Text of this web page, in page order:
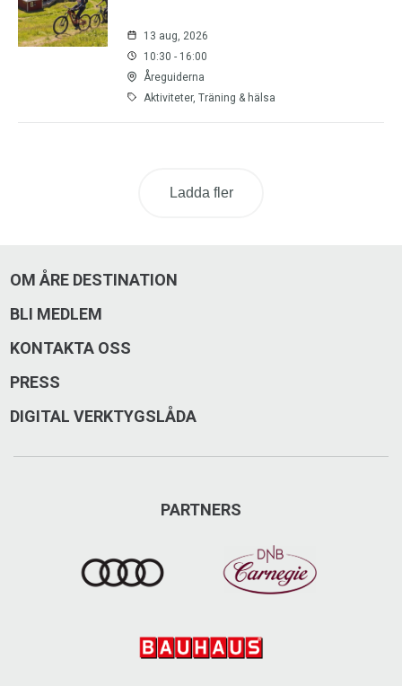
13 aug, 2026
10:30 - 16:00
Åreguiderna
Aktiviteter, Träning & hälsa
Ladda fler
OM ÅRE DESTINATION
BLI MEDLEM
KONTAKTA OSS
PRESS
DIGITAL VERKTYGSLÅDA
PARTNERS